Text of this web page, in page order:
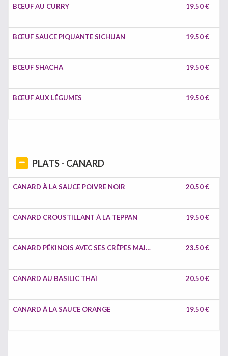
BŒUF AU CURRY 19.50 €
BŒUF SAUCE PIQUANTE SICHUAN 19.50 €
BŒUF SHACHA 19.50 €
BŒUF AUX LÉGUMES 19.50 €
PLATS - CANARD
CANARD À LA SAUCE POIVRE NOIR 20.50 €
CANARD CROUSTILLANT À LA TEPPAN 19.50 €
CANARD PÉKINOIS AVEC SES CRÊPES MAISON 23.50 €
CANARD AU BASILIC THAÏ 20.50 €
CANARD À LA SAUCE ORANGE 19.50 €